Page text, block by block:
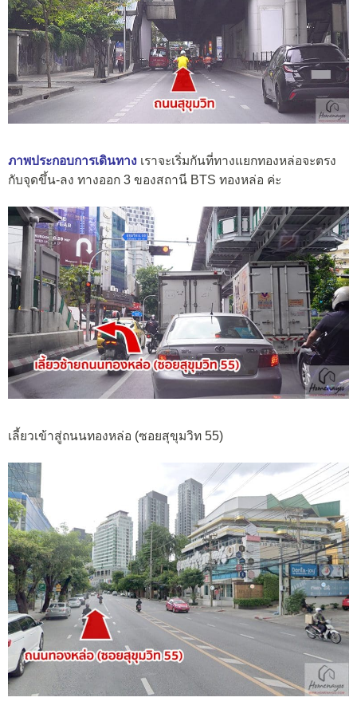
ภาพประกอบการเดินทาง เราจะเริ่มกันที่ทางแยกทองหล่อจะตรง
กับจุดขึ้น-ลง ทางออก 3 ของสถานี BTS ทองหล่อ ค่ะ
เลี้ยวเข้าสู่ถนนทองหล่อ (ซอยสุขุมวิท 55)